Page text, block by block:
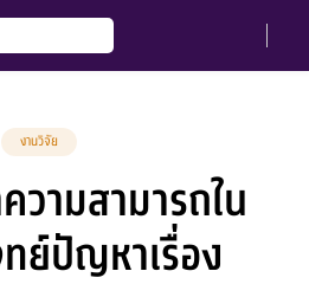
งานวิจัย
ามสามารถใน
ย์ปัญหาเรื่อง